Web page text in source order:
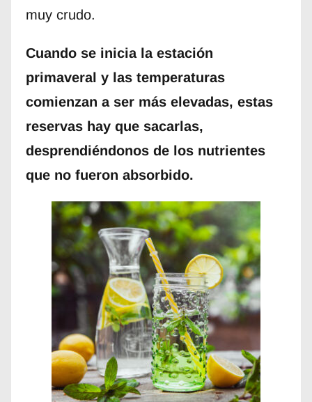
muy crudo.
Cuando se inicia la estación
primaveral y las temperaturas
comienzan a ser más elevadas, estas
reservas hay que sacarlas,
desprendiéndonos de los nutrientes
que no fueron absorbido.